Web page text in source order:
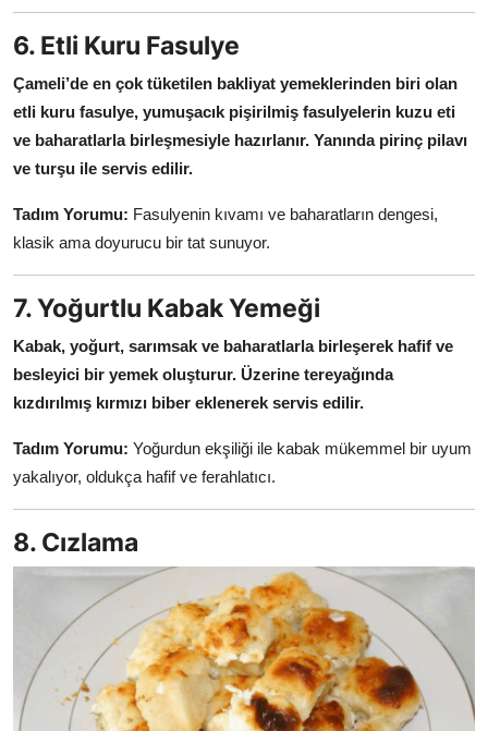
6. Etli Kuru Fasulye
Çameli’de en çok tüketilen bakliyat yemeklerinden biri olan
etli kuru fasulye, yumuşacık pişirilmiş fasulyelerin kuzu eti
ve baharatlarla birleşmesiyle hazırlanır. Yanında pirinç pilavı
ve turşu ile servis edilir.
Tadım Yorumu: Fasulyenin kıvamı ve baharatların dengesi,
klasik ama doyurucu bir tat sunuyor.
7. Yoğurtlu Kabak Yemeği
Kabak, yoğurt, sarımsak ve baharatlarla birleşerek hafif ve
besleyici bir yemek oluşturur. Üzerine tereyağında
kızdırılmış kırmızı biber eklenerek servis edilir.
Tadım Yorumu: Yoğurdun ekşiliği ile kabak mükemmel bir uyum
yakalıyor, oldukça hafif ve ferahlatıcı.
8. Cızlama